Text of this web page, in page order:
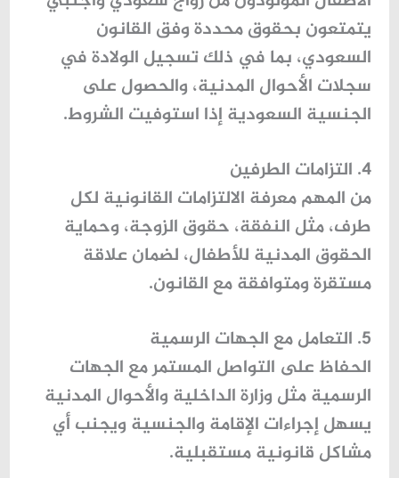
يتمتعون بحقوق محددة وفق القانون
السعودي، بما في ذلك تسجيل الولادة في
سجلات الأحوال المدنية، والحصول على
الجنسية السعودية إذا استوفيت الشروط.
4. التزامات الطرفين
من المهم معرفة الالتزامات القانونية لكل
طرف، مثل النفقة، حقوق الزوجة، وحماية
الحقوق المدنية للأطفال، لضمان علاقة
مستقرة ومتوافقة مع القانون.
5. التعامل مع الجهات الرسمية
الحفاظ على التواصل المستمر مع الجهات
الرسمية مثل وزارة الداخلية والأحوال المدنية
يسهل إجراءات الإقامة والجنسية ويجنب أي
مشاكل قانونية مستقبلية.